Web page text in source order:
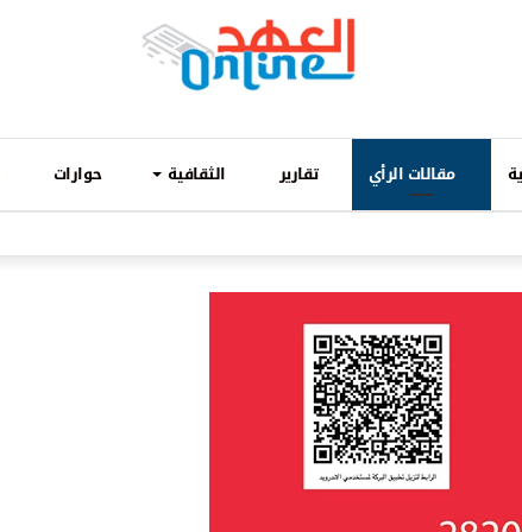
مقالات الرأي تقارير الثقافية حوارات